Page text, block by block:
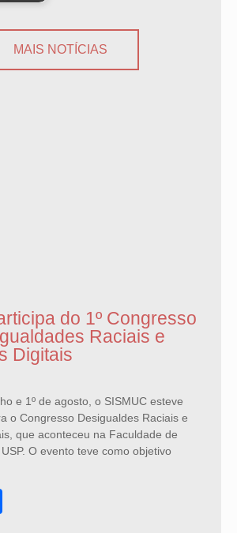
MAIS NOTÍCIAS
do 1º Congresso
Raciais e
Digitais
e 1º de agosto, o SISMUC esteve
o Congresso Desigualdes Raciais e
que aconteceu na Faculdade de
O evento teve como objetivo